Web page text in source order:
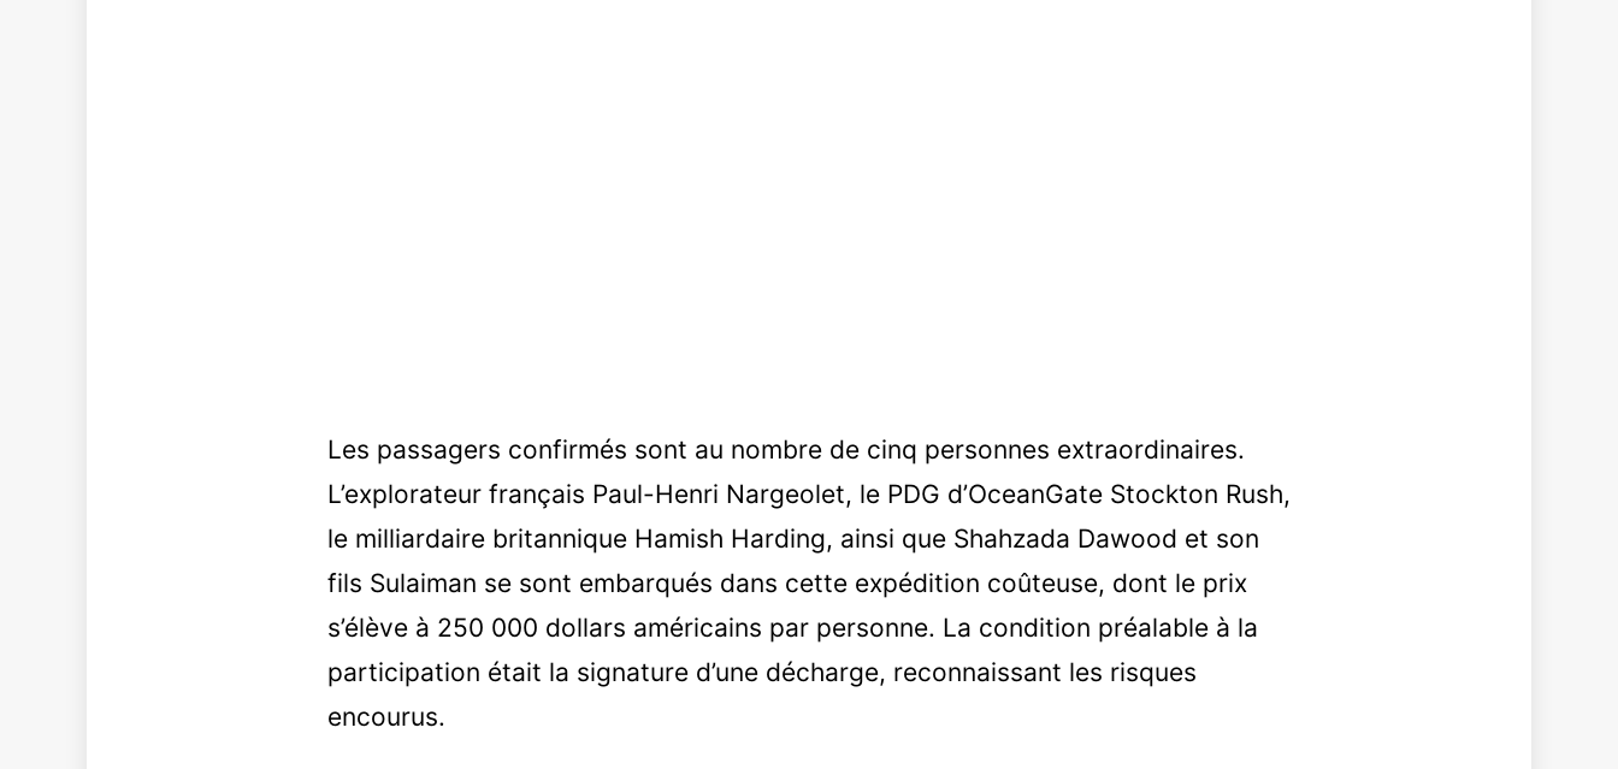
Les passagers confirmés sont au nombre de cinq personnes extraordinaires.
L’explorateur français Paul-Henri Nargeolet, le PDG d’OceanGate Stockton Rush,
le milliardaire britannique Hamish Harding, ainsi que Shahzada Dawood et son
fils Sulaiman se sont embarqués dans cette expédition coûteuse, dont le prix
s’élève à 250 000 dollars américains par personne. La condition préalable à la
participation était la signature d’une décharge, reconnaissant les risques
encourus.